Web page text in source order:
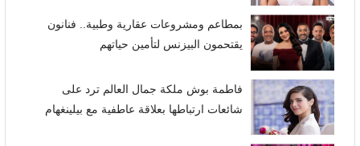
بمطاعم ومشروعات عقارية وطبية.. فنانون
يقتحمون البيزنس لتأمين حياتهم
فاطمة بوش ملكة جمال العالم ترد على
شائعات ارتباطها بعلاقة عاطفية مع بيلينغهام